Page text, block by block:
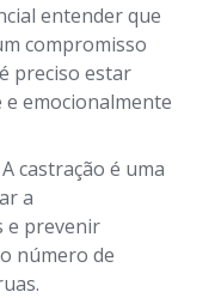
entender que
compromisso
preciso estar
emocionalmente
A castração é uma
a
e prevenir
número de